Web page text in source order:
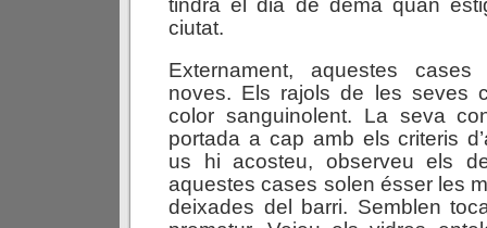
tindrà el dia de demà quan
ciutat.
Externament, aquestes cases
noves. Els rajols de les seves
color sanguinolent. La seva
portada a cap amb els criteris
us hi acosteu, observeu els
aquestes cases solen ésser les
deixades del barri. Semblen